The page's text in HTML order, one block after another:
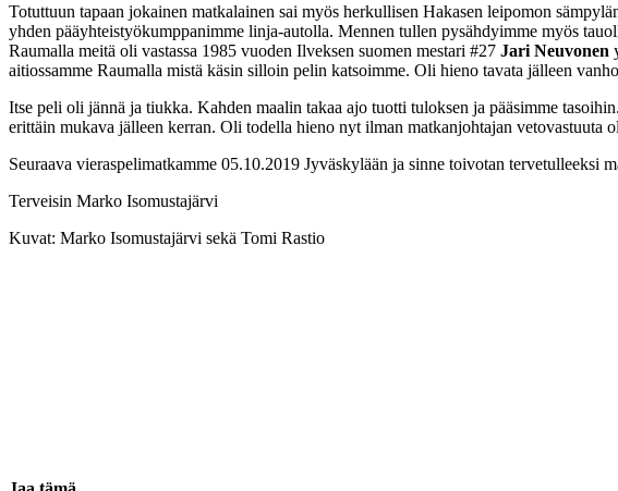
Totuttuun tapaan jokainen matkalainen sai myös herkullisen Hakasen leipomon
yhden pääyhteistyökumppanimme linja-autolla. Mennen tullen pysähdyimme myös
Raumalla meitä oli vastassa 1985 vuoden Ilveksen suomen mestari #27 Jari Neuvonen
aitiossamme Raumalla mistä käsin silloin pelin katsoimme. Oli hieno tavata jälleen
Itse peli oli jännä ja tiukka. Kahden maalin takaa ajo tuotti tuloksen ja pääsimme
erittäin mukava jälleen kerran. Oli todella hieno nyt ilman matkanjohtajan vetovastuuta
Seuraava vieraspelimatkamme 05.10.2019 Jyväskylään ja sinne toivotan tervetulleeksi
Terveisin Marko Isomustajärvi
Kuvat: Marko Isomustajärvi sekä Tomi Rastio